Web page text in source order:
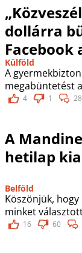
dollárra
Facebook
Külföld
A
megabüntetést
4 1 28
A
hetilap
Belföld
Köszönjük,
minket
16 60